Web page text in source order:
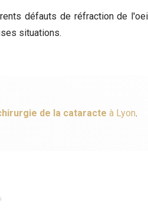
défauts de réfraction de
situations.
de la cataracte à Lyon.